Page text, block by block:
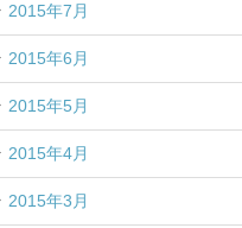
2015年7月
2015年6月
2015年5月
2015年4月
2015年3月